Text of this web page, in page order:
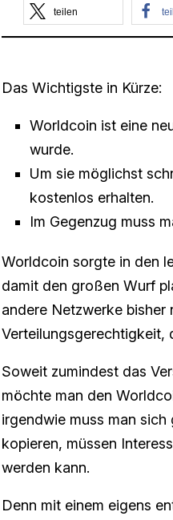
teilen
Das Wichtigste in Kürze:
Worldcoin ist eine
wurde.
Um sie möglichst
kostenlos erhalten.
Im Gegenzug muss
Worldcoin sorgte in den
damit den großen Wurf
andere Netzwerke
Verteilungsgerechtigkeit,
Soweit zumindest das
möchte man den
irgendwie muss man sich
kopieren, müssen
werden kann.
Denn mit einem eigens